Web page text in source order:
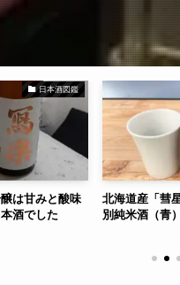
日本酒図鑑
は甘みと酸味
酒でした
北海道産「彗
別純米酒（青